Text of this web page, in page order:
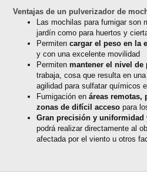
Ventajas de un pulverizador de
Las mochilas para fumigar son
jardín como para huertos y
Permitencargar el peso en la
y con una excelente movilidad
Permitenmantener el nivel de
trabaja, cosa que resulta en
agilidad para sulfatar químicos
Fumigación enáreas remotas,
zonas de difícil acceso para
Gran precisión y uniformidad
podrá realizar directamente al
afectada por el viento u otros